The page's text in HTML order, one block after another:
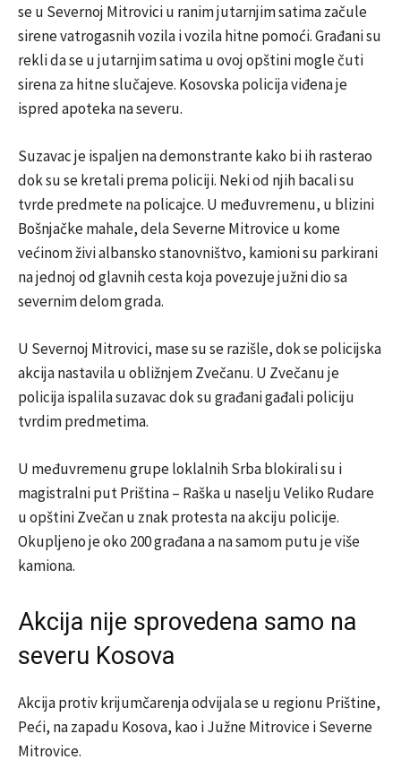
se u Severnoj Mitrovici u ranim jutarnjim satima začule
sirene vatrogasnih vozila i vozila hitne pomoći. Građani su
rekli da se u jutarnjim satima u ovoj opštini mogle čuti
sirena za hitne slučajeve. Kosovska policija viđena je
ispred apoteka na severu.
Suzavac je ispaljen na demonstrante kako bi ih rasterao
dok su se kretali prema policiji. Neki od njih bacali su
tvrde predmete na policajce. U međuvremenu, u blizini
Bošnjačke mahale, dela Severne Mitrovice u kome
većinom živi albansko stanovništvo, kamioni su parkirani
na jednoj od glavnih cesta koja povezuje južni dio sa
severnim delom grada.
U Severnoj Mitrovici, mase su se razišle, dok se policijska
akcija nastavila u obližnjem Zvečanu. U Zvečanu je
policija ispalila suzavac dok su građani gađali policiju
tvrdim predmetima.
U međuvremenu grupe loklalnih Srba blokirali su i
magistralni put Priština – Raška u naselju Veliko Rudare
u opštini Zvečan u znak protesta na akciju policije.
Okupljeno je oko 200 građana a na samom putu je više
kamiona.
Akcija nije sprovedena samo na
severu Kosova
Akcija protiv krijumčarenja odvijala se u regionu Prištine,
Peći, na zapadu Kosova, kao i Južne Mitrovice i Severne
Mitrovice.